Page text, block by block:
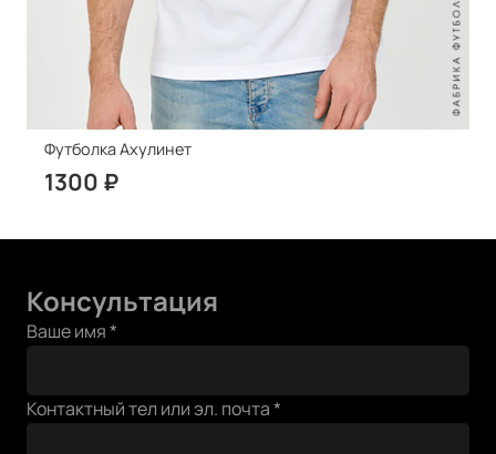
Футболка Ахулинет
1300 ₽
Консультация
Ваше имя*
Ваше
Контактный тел или эл. почта*